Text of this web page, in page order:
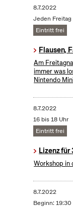
8.7.2022
Jeden Freitag
Eintritt frei
Flausen,
Am
immer was
Nintendo
8.7.2022
16 bis 18 Uhr
Eintritt frei
Lizenz
Workshop
8.7.2022
Beginn: 19:30